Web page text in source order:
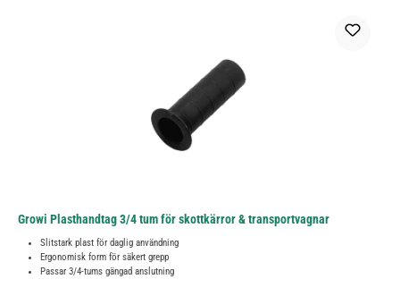
Growi Plasthandtag 3/4 tum för skottkärror & transportvagnar
Slitstark plast för daglig användning
Ergonomisk form för säkert grepp
Passar 3/4-tums gängad anslutning